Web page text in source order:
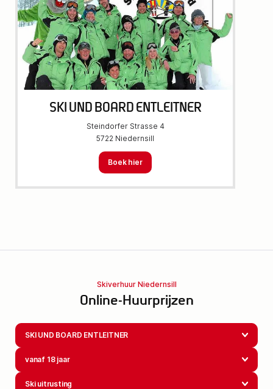
SKI UND BOARD ENTLEITNER
Steindorfer Strasse 4
5722 Niedernsill
Boek hier
Skiverhuur Niedernsill
Online-Huurprijzen
SKI UND BOARD ENTLEITNER
vanaf 18 jaar
Ski uitrusting